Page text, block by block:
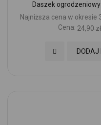
Daszek
Najniższa cena w okresie
Cena: 24,90 zł
DODAJ
Dodaj do